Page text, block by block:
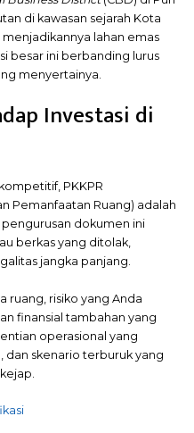
di kawasan sejarah Kota
lahan emas
besar ini berbanding lurus
menyertainya.
Investasi di
PKKPR
Pemanfaatan Ruang) adalah
dokumen ini
berkas yang ditolak,
jangka panjang.
ruang, risiko yang Anda
finansial tambahan yang
operasional yang
skenario terburuk yang